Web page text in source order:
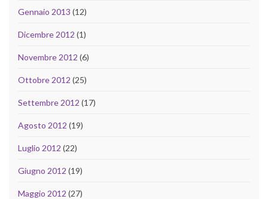
Gennaio 2013 (12)
Dicembre 2012 (1)
Novembre 2012 (6)
Ottobre 2012 (25)
Settembre 2012 (17)
Agosto 2012 (19)
Luglio 2012 (22)
Giugno 2012 (19)
Maggio 2012 (27)